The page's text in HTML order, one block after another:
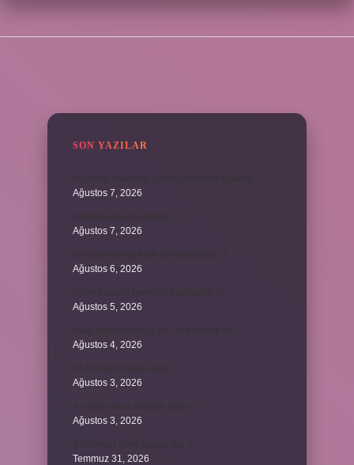
SON YAZILAR
Ağustos 7, 2026
Ağustos 7, 2026
Ağustos 6, 2026
Ağustos 5, 2026
Ağustos 4, 2026
Ağustos 3, 2026
Ağustos 3, 2026
Temmuz 31, 2026